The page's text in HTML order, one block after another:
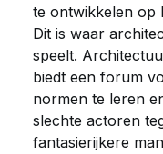
te ontwikkelen op
Dit is waar
speelt.
biedt een forum
normen te leren
slechte actoren
fantasierijkere